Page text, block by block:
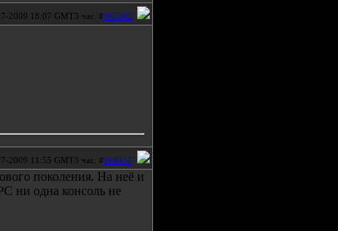
2009 18:07 GMT3 час. #965562
2009 11:55 GMT3 час. #966357
поколения. На неё и
ни одна консоль не